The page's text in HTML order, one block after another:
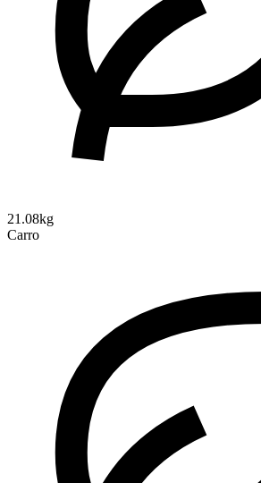
21.08kg
Carro